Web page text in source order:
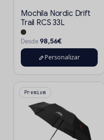
Mochila Nordic Drift
Trail RCS 33L
Desde 98,56€
Personalizar
Premium